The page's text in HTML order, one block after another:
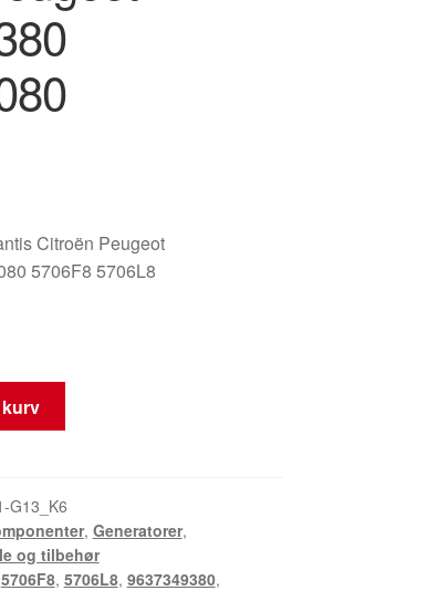
Citroën Peugeot
5706F8 5706L8
G13_K6
, Generatorer,
og tilbehør
5706F8, 5706L8, 9637349380,